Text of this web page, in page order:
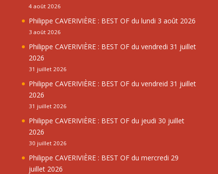
4 août 2026
Philippe CAVERIVIÈRE : BEST OF du lundi 3 août 2026
3 août 2026
Philippe CAVERIVIÈRE : BEST OF du vendredi 31 juillet
2026
31 juillet 2026
Philippe CAVERIVIÈRE : BEST OF du vendreid 31 juillet
2026
31 juillet 2026
Philippe CAVERIVIÈRE : BEST OF du jeudi 30 juillet
2026
30 juillet 2026
Philippe CAVERIVIÈRE : BEST OF du mercredi 29
juillet 2026